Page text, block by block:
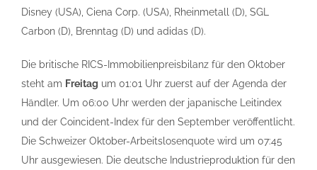
Disney (USA), Ciena Corp. (USA), Rheinmetall (D), SGL
Carbon (D), Brenntag (D) und adidas (D).
Die britische RICS-Immobilienpreisbilanz für den Oktober
steht am Freitag um 01:01 Uhr zuerst auf der Agenda der
Händler. Um 06:00 Uhr werden der japanische Leitindex
und der Coincident-Index für den September veröffentlicht.
Die Schweizer Oktober-Arbeitslosenquote wird um 07:45
Uhr ausgewiesen. Die deutsche Industrieproduktion für den